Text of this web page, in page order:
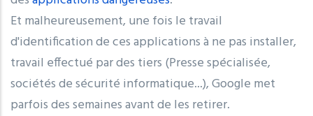
Et malheureusement, une fois le travail
d'identification de ces applications à ne pas installer,
travail effectué par des tiers (Presse spécialisée,
sociétés de sécurité informatique...), Google met
parfois des semaines avant de les retirer.